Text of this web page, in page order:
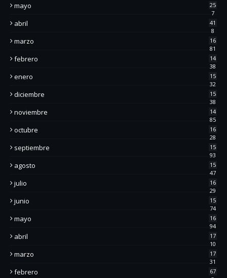
mayo
25
7
abril
41
8
marzo
16
81
febrero
14
38
enero
15
32
diciembre
15
38
noviembre
14
85
octubre
16
28
septiembre
15
93
agosto
15
47
julio
16
29
junio
15
74
mayo
16
94
abril
17
10
marzo
17
31
febrero
67